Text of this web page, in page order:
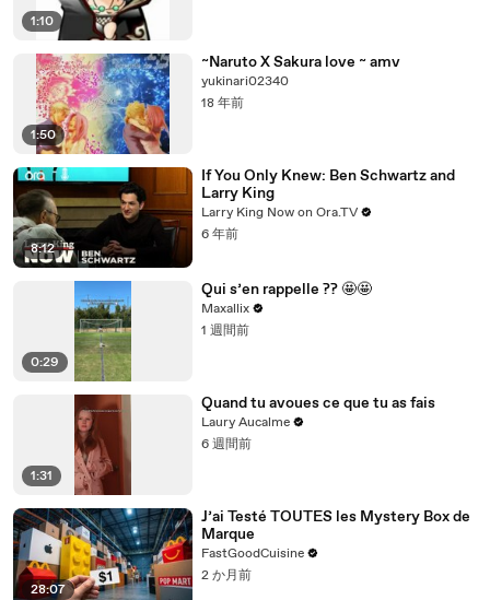
1:10
1:50
~Naruto X Sakura love ~ amv
yukinari02340
18 年前
8:12
If You Only Knew: Ben Schwartz and
Larry King
Larry King Now on Ora.TV
6 年前
0:29
Qui s’en rappelle ?? 🤩🤩
Maxallix
1 週間前
1:31
Quand tu avoues ce que tu as fais
Laury Aucalme
6 週間前
28:07
J’ai Testé TOUTES les Mystery Box de
Marque
FastGoodCuisine
2 か月前